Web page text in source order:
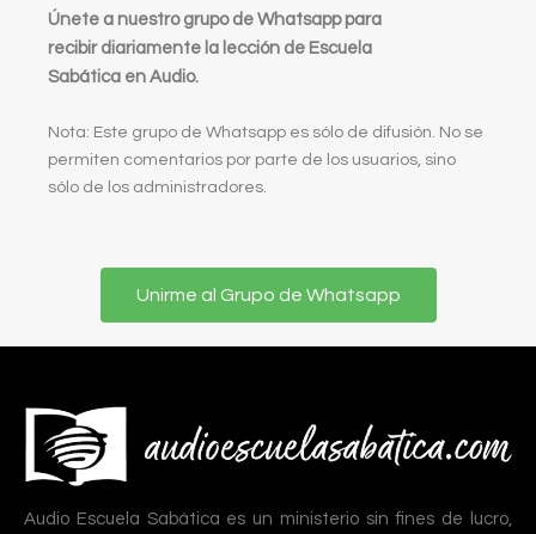
Únete a nuestro grupo de Whatsapp para
recibir diariamente la lección de Escuela
Sabática en Audio.
Nota: Este grupo de Whatsapp es sólo de difusión. No se
permiten comentarios por parte de los usuarios, sino
sólo de los administradores.
Unirme al Grupo de Whatsapp
Audio Escuela Sabática es un ministerio sin fines de lucro,